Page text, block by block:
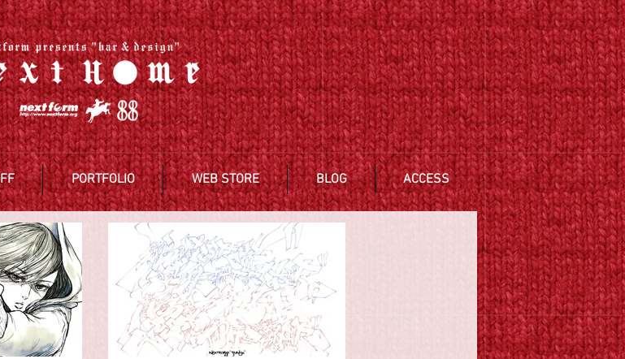
PORTFOLIO WEB STORE BLOG ACCESS